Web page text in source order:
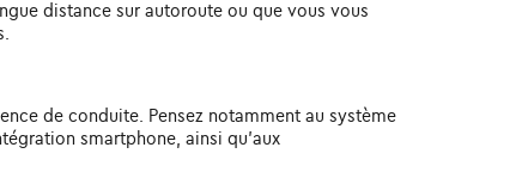
distance sur autoroute ou que vous vous
de conduite. Pensez notamment au système
smartphone, ainsi qu'aux